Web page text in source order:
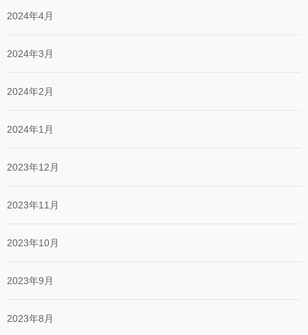
2024年4月
2024年3月
2024年2月
2024年1月
2023年12月
2023年11月
2023年10月
2023年9月
2023年8月